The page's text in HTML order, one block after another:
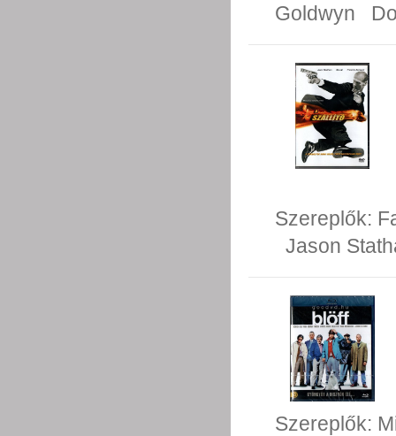
Goldwyn
Szereplők:
Jason
Szereplők: